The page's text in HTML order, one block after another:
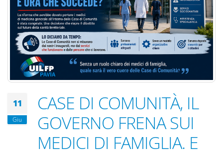
11
Giu
CASE DI COMUNITÀ, IL
GOVERNO FRENA SUI
MEDICI DI FAMIGLIA. E